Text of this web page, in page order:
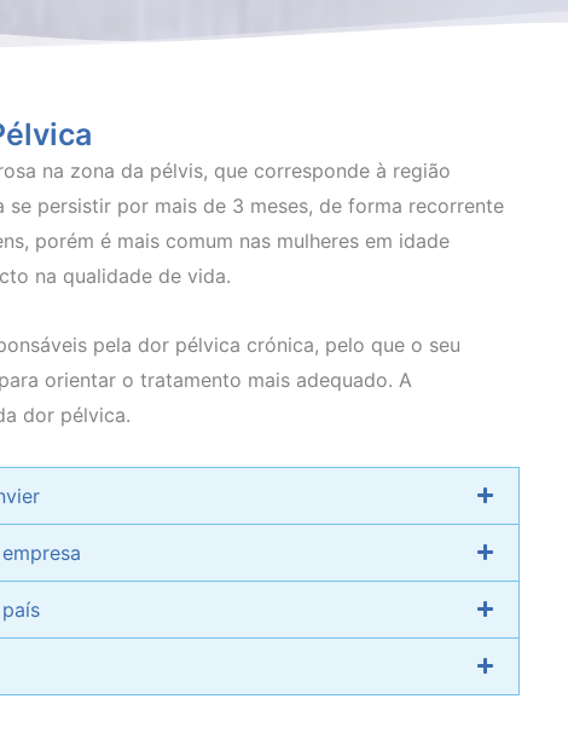
na zona da pélvis, que corresponde à região
se persistir por mais de 3 meses, de forma recorrente
porém é mais comum nas mulheres em idade
na qualidade de vida.
pela dor pélvica crónica, pelo que o seu
orientar o tratamento mais adequado. A
dor pélvica.